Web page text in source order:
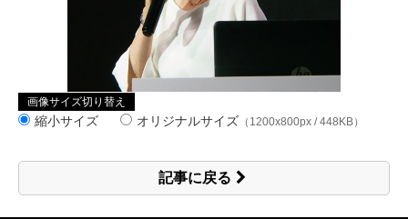
画像サイズ切り替え
縮小サイズ オリジナルサイズ （1200x800px / 448KB）
記事に戻る